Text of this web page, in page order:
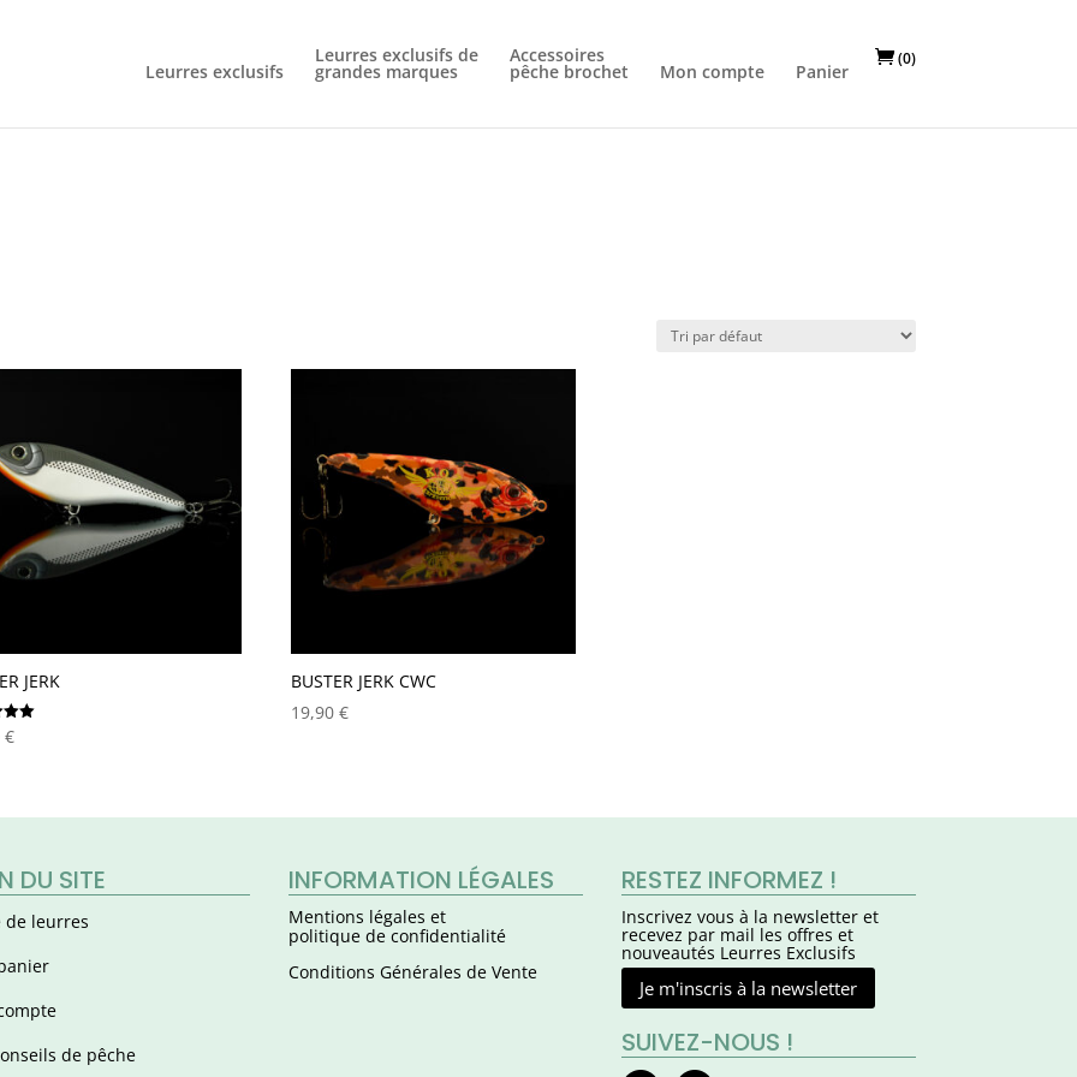
Leurres exclusifs
Leurres exclusifs de
grandes marques
Accessoires
pêche brochet Mon compte Panier
(0)
JERK
€
BUSTER JERK CWC
19,90€
DU SITE
de leurres
de pêche
INFORMATION LÉGALES
Mentions légales et
politique de confidentialité
Conditions Générales de Vente
RESTEZ INFORMEZ !
Inscrivez vous à la newsletter et
recevez par mail les offres et
nouveautés Leurres Exclusifs
Je m'inscris à la newsletter
SUIVEZ-NOUS !